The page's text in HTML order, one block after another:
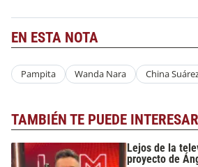
EN ESTA NOTA
Pampita Wanda Nara China
TAMBIÉN TE PUEDE INTERESAR
Lejos de la
proyecto de